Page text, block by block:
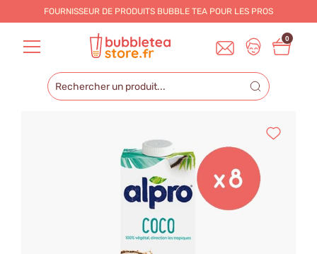
FOURNISSEUR DE PRODUITS BUBBLE TEA POUR LES PROS
0